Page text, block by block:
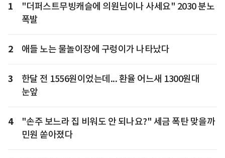
1
"더퍼스트무빙캐슬에 의원님이나 사세요" 2030 분노
폭발
2 애들 노는 물놀이장에 구렁이가 나타났다
3
한달 전 1556원이었는데... 환율 어느새 1300원대
눈앞
4
"손주 보느라 집 비워도 안 되나요?" 세금 폭탄 맞을까
민원 쏟아졌다